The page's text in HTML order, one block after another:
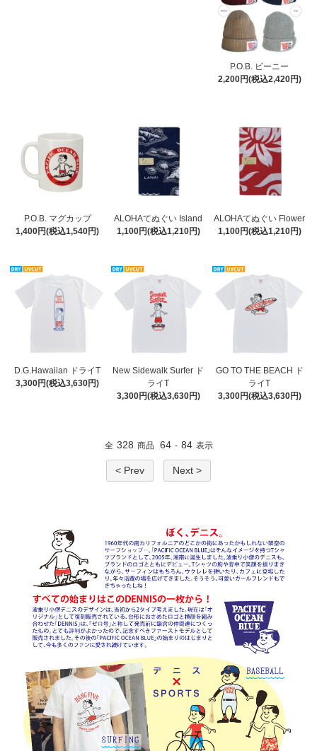
P.O.B. ビーニー
2,200円(税込2,420円)
P.O.B. マグカップ
1,400円(税込1,540円)
ALOHAてぬぐい Island
1,100円(税込1,210円)
ALOHAてぬぐい Flower
1,100円(税込1,210円)
D.G.Hawaiian ドライT
3,300円(税込3,630円)
New Sidewalk Surfer ド
ライT
3,300円(税込3,630円)
GO TO THE BEACH ド
ライT
3,300円(税込3,630円)
全 328 商品 64 - 84 表示
< Prev Next >